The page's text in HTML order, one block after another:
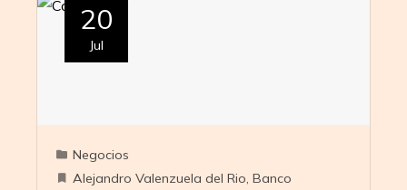
20
Jul
Negocios
Alejandro Valenzuela del Rio, Banco